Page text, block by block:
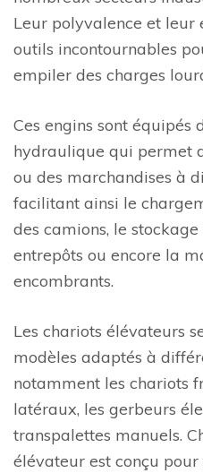
Leur polyvalence et leur
outils incontournables
empiler des charges
Ces engins sont équipés
hydraulique qui permet
ou des marchandises à
facilitant ainsi le
des camions, le
entrepôts ou encore la
encombrants.
Les chariots élévateurs
modèles adaptés à
notamment les chariots
latéraux, les gerbeurs
transpalettes manuels.
élévateur est conçu